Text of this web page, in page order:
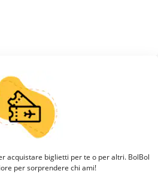
acquistare biglietti per te o per altri. BolBol
per sorprendere chi ami!